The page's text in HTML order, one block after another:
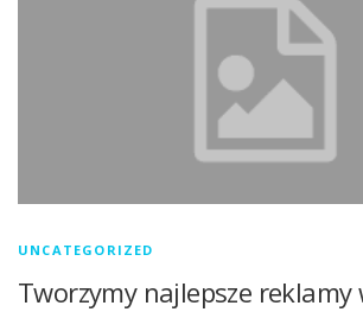
UNCATEGORIZED
Tworzymy najlepsze reklamy